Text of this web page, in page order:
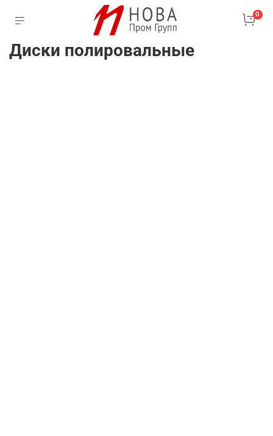
0
Диски полировальные